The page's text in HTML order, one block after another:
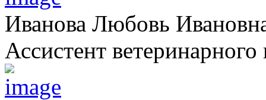
Иванова Любовь
Ассистент ветеринарного